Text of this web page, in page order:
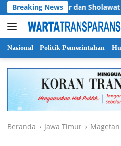
Langsung
ke
konten
Breaking News
Dzikir dan Sholawat di
Nasional Politik Pemerintahan
Beranda Jawa Timur Magetan